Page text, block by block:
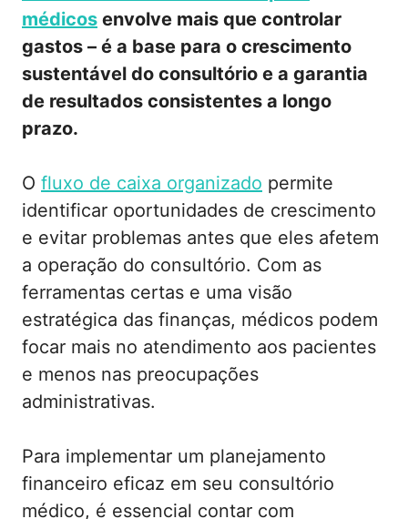
médicos envolve mais que controlar
gastos – é a base para o crescimento
sustentável do consultório e a garantia
de resultados consistentes a longo
prazo.
O fluxo de caixa organizado permite
identificar oportunidades de crescimento
e evitar problemas antes que eles afetem
a operação do consultório. Com as
ferramentas certas e uma visão
estratégica das finanças, médicos podem
focar mais no atendimento aos pacientes
e menos nas preocupações
administrativas.
Para implementar um planejamento
financeiro eficaz em seu consultório
médico, é essencial contar com